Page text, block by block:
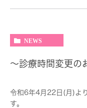
NEWS
～診療時間変更の
令和6年4月22日(月)よ
す。